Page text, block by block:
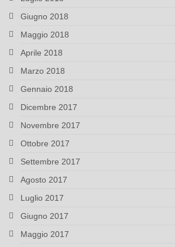
Giugno 2018
Maggio 2018
Aprile 2018
Marzo 2018
Gennaio 2018
Dicembre 2017
Novembre 2017
Ottobre 2017
Settembre 2017
Agosto 2017
Luglio 2017
Giugno 2017
Maggio 2017